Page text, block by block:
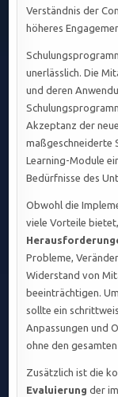
Verständnis der
höheres
unerlässlich. Die
und deren
Akzeptanz der
maßgeschneiderte
Learning-Module
Bedürfnisse des
Obwohl die
viele Vorteile
Probleme,
Widerstand von
beeinträchtigen.
sollte ein
Anpassungen und
ohne den
Zusätzlich ist die
Evaluierung der